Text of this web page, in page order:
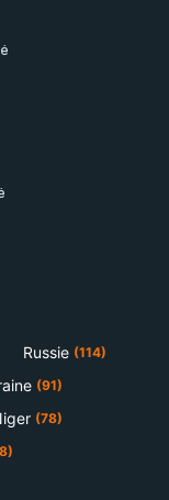
Russie (114)
(91)
(78)